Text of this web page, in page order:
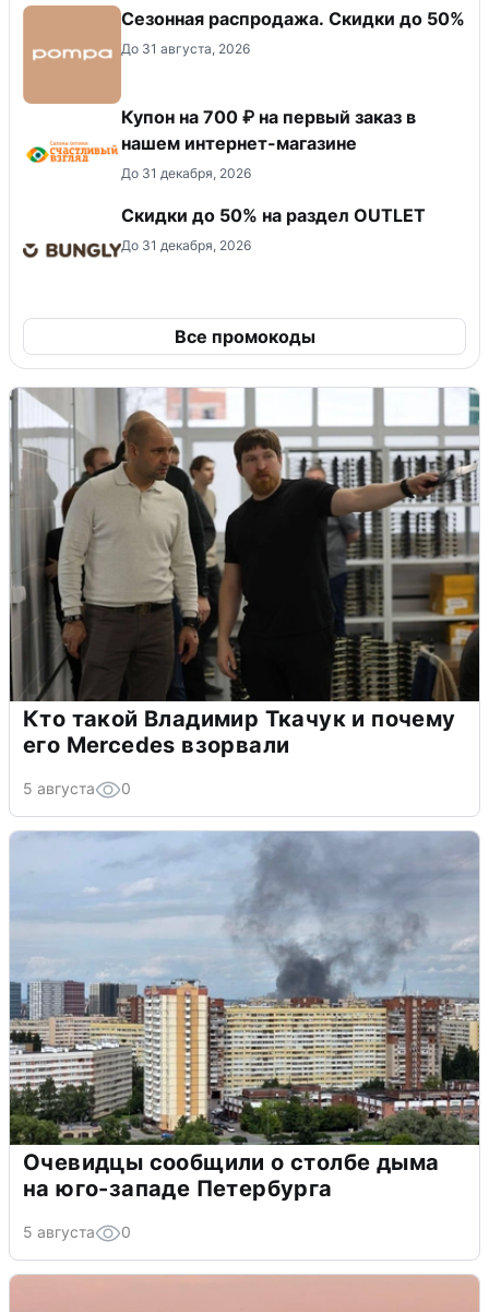
Сезонная распродажа. Скидки до 50%
До 31 августа, 2026
Купон на 700 ₽ на первый заказ в
нашем интернет-магазине
До 31 декабря, 2026
Скидки до 50% на раздел OUTLET
До 31 декабря, 2026
Все промокоды
Кто такой Владимир Ткачук и почему
его Mercedes взорвали
5 августа 0
Очевидцы сообщили о столбе дыма
на юго-западе Петербурга
5 августа 0